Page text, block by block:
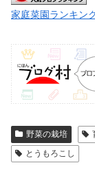
家庭菜園ランキン
野菜の栽培
とうもろこし